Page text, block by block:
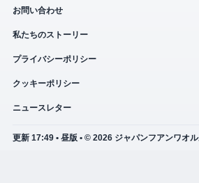
お問い合わせ
私たちのストーリー
プライバシーポリシー
クッキーポリシー
ニュースレター
更新 17:49 • 昼版 • © 2026 ジャパンフアンワオ